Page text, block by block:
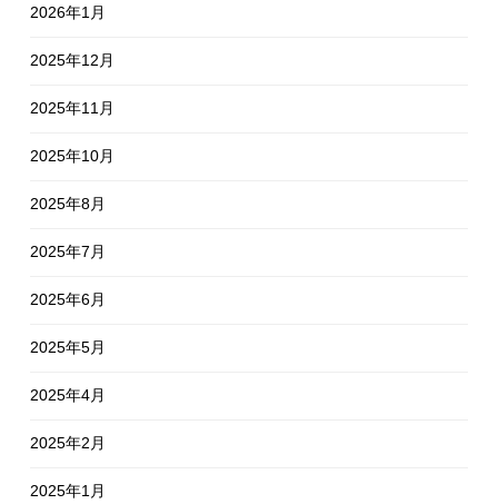
2026年1月
2025年12月
2025年11月
2025年10月
2025年8月
2025年7月
2025年6月
2025年5月
2025年4月
2025年2月
2025年1月